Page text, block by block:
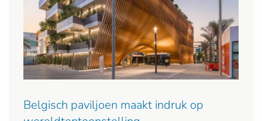
Belgisch paviljoen maakt indruk op